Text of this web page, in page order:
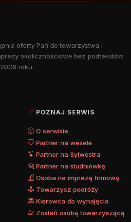
oferty Pań do towarzystwa i
okolicznościowe bez podtekstów
roku.
POZNAJ SERWIS
O serwisie
Partner na wesele
Partner na Sylwestra
Partner na studniówkę
Osoba na imprezę firmową
Towarzysz podróży
Kierowca do wynajęcia
Zostań osobą towarzyszącą